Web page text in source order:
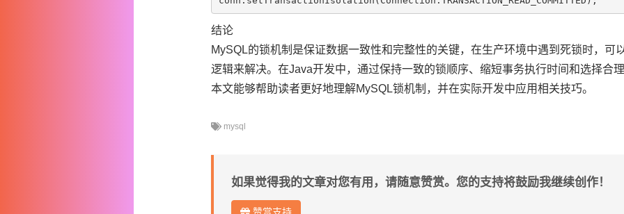
结论
MySQL的锁机制是保证数据一致性和完整性的关键，在生产环境中遇到死锁时，可
逻辑来解决。在Java开发中，通过保持一致的锁顺序、缩短事务执行时间和选择合
本文能够帮助读者更好地理解MySQL锁机制，并在实际开发中应用相关技巧。
mysql
如果觉得我的文章对您有用，请随意赞赏。您的支持将鼓励我继续创作！